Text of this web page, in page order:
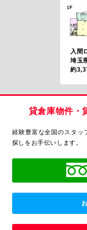
入間
埼玉
約
貸倉庫物件・
経験豊富な全国のスタッ
探しをお手伝いします。